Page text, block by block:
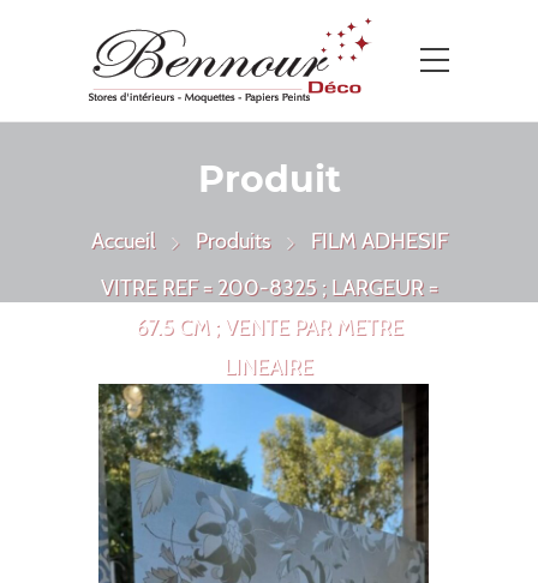
Produit
Accueil Produits
FILM ADHESIF
VITRE REF = 200-8325 ; LARGEUR =
67.5 CM ; VENTE PAR METRE
LINEAIRE